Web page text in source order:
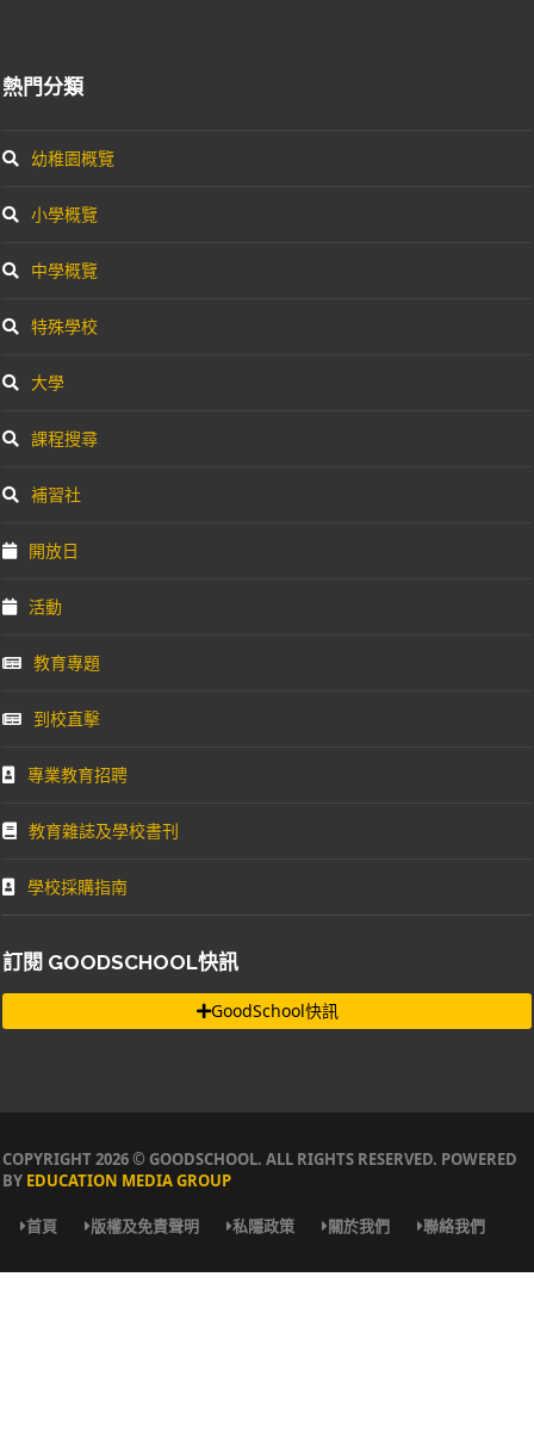
熱門分類
幼稚園概覽
小學概覽
中學概覽
特殊學校
大學
課程搜尋
補習社
開放日
活動
教育專題
到校直擊
專業教育招聘
教育雜誌及學校書刊
學校採購指南
訂閱 GOODSCHOOL快訊
GoodSchool快訊
COPYRIGHT 2026 © GOODSCHOOL. ALL RIGHTS RESERVED. POWERED
BY EDUCATION MEDIA GROUP
首頁 版權及免責聲明 私隱政策 關於我們 聯絡我們